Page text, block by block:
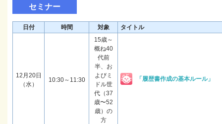
セミナー
日付 時間 対象 タイトル
12月20日
（水）
10:30～11:30
15歳～
概ね40
代前
半、お
よびミ
ドル世
代（37
歳〜52
歳）の
方
「履歴書作成の基本ルール」